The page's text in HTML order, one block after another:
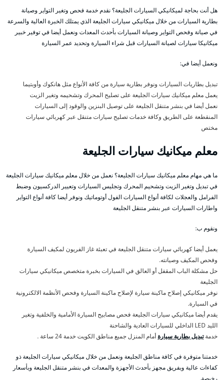
هل أنت بحاجة لميكانيكي السيارات الجليعة؟ نقدم خدمة فحص وتغير التواير وصيانة
بطارية السيارات من خلال ميكانيكي سيارات الجليعة الذي يمتلك الخبرة العالية والسرعة
في صيانة وفحص التواير وصيانة السيارات بأحدث المعدات ونعمل أيضا في توفير خبير
ميكانيكا سيارات لصيانة السيارات قبل شراء السيارة وتحديد عمر السيارة
ونعمل أيضا في:
تبديل بطاريات السيارات ونوفر بطارية سيارة من كافة الأنواع مثل هانكوك وأوبتيما
يعمل معلم ميكانيك سيارات الجليعة على تصليح المحرك وتشحيمه وتغير الزيت
نعمل أيضا في بنشر متنقل الجليعة على توصيل البنزين والوقود إلى السيارات
المنقطعة على الطريق وكافة خدمات تصليح سيارات متنقل عبر كهربائي سيارات
مختص
معلم ميكانيك سيارات الجليعة
ما هي مهام معلم ميكانيك سيارات الجليعة؟ نعمل من خلال معلم ميكانيك سيارات الجليعة
في تبديل وتغير الزيت وتشحيم المحرك وتجليس السيارات وتعيير الدركسيون وضبط
الفرامل والعجلات لكافة أنواع السيارات الفول أوتوماتيك ونوفر أيضا كافة أنواع التواير
واطارات السيارات عبر بنشر متنقل الجليعة
ونقوم ب:
يعمل أيضا كهربائي سيارات متنقل الجليعة في تعبئة غاز الفريون لمكيف السيارة
وفحص المكيف وصيانته.
حل مشكلة الباب المقفل أو العالق في السيارات بخبرة متخصص ميكانيكي سيارات
الجليعة
نوفر ميكانيكي إصلاح ماكينة سيارة لإصلاح ماكينة السيارة وفحص الأنظمة الالكترونية
في السيارة.
يقدم أيضا ميكانيكي سيارات الجليعة فحص مصابيح السيارة الأمامية والخلفية وتغير
الليد LED الداخلي للسيارات العادية والشاحنة
خدمةتبديل بطارية سيارةأمام المنزل جميع مناطق الكويت خدمة 24 ساعة .
خدمتنا متوفرة في كافة مناطق الجليعة ونعمل من خلال ميكانيكي سيارات الجليعة ذو
كفاءات عالية وبفريق مجهز بأحدث الأجهزة والمعدات في بنشر متنقل الجليعة وبأسعار
رخيصة.